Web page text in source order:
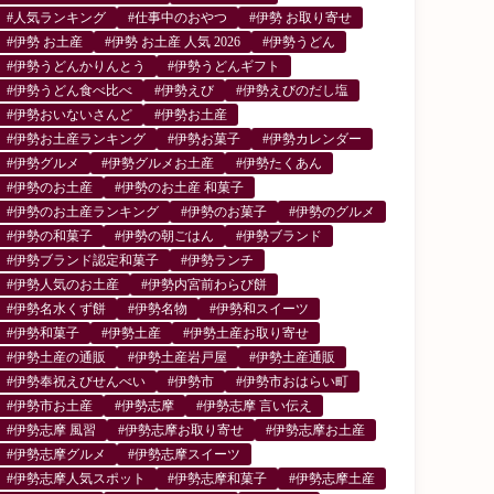
#人気ランキング
#仕事中のおやつ
#伊勢 お取り寄せ
#伊勢 お土産
#伊勢 お土産 人気 2026
#伊勢うどん
#伊勢うどんかりんとう
#伊勢うどんギフト
#伊勢うどん食べ比べ
#伊勢えび
#伊勢えびのだし塩
#伊勢おいないさんど
#伊勢お土産
#伊勢お土産ランキング
#伊勢お菓子
#伊勢カレンダー
#伊勢グルメ
#伊勢グルメお土産
#伊勢たくあん
#伊勢のお土産
#伊勢のお土産 和菓子
#伊勢のお土産ランキング
#伊勢のお菓子
#伊勢のグルメ
#伊勢の和菓子
#伊勢の朝ごはん
#伊勢ブランド
#伊勢ブランド認定和菓子
#伊勢ランチ
#伊勢人気のお土産
#伊勢内宮前わらび餅
#伊勢名水くず餅
#伊勢名物
#伊勢和スイーツ
#伊勢和菓子
#伊勢土産
#伊勢土産お取り寄せ
#伊勢土産の通販
#伊勢土産岩戸屋
#伊勢土産通販
#伊勢奉祝えびせんべい
#伊勢市
#伊勢市おはらい町
#伊勢市お土産
#伊勢志摩
#伊勢志摩 言い伝え
#伊勢志摩 風習
#伊勢志摩お取り寄せ
#伊勢志摩お土産
#伊勢志摩グルメ
#伊勢志摩スイーツ
#伊勢志摩人気スポット
#伊勢志摩和菓子 #伊勢志摩土産